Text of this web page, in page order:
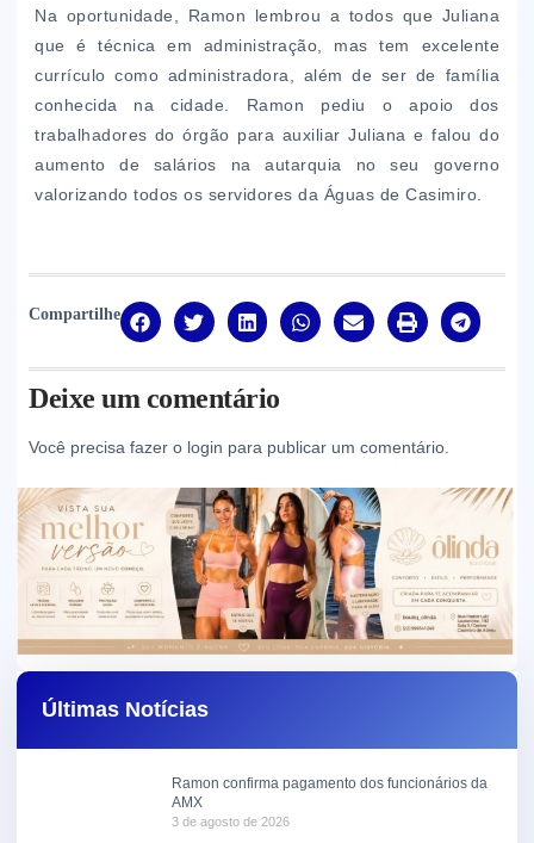
Na oportunidade, Ramon lembrou a todos que Juliana
que é técnica em administração, mas tem excelente
currículo como administradora, além de ser de família
conhecida na cidade. Ramon pediu o apoio dos
trabalhadores do órgão para auxiliar Juliana e falou do
aumento de salários na autarquia no seu governo
valorizando todos os servidores da Águas de Casimiro.
Compartilhe
Deixe um comentário
Você precisa fazer o login para publicar um comentário.
Últimas Notícias
Ramon confirma pagamento dos funcionários da
AMX
3 de agosto de 2026